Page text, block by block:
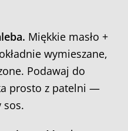
Miękkie masło +
wymieszane,
Podawaj do
prosto z patelni —
sos.